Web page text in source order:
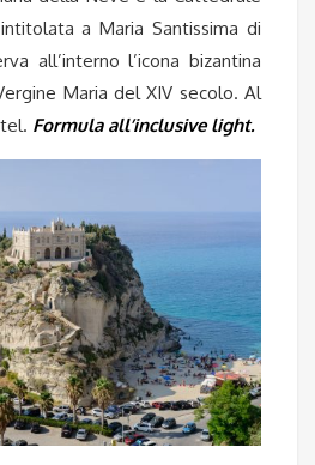
a Maria Santissima di
all’interno l’icona bizantina
Maria del XIV secolo. Al
Formula all’inclusive light.